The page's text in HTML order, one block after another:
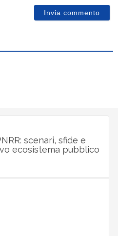
scenari, sfide e
ecosistema pubblico